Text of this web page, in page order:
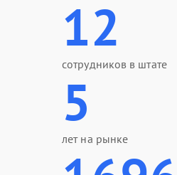
12
сотрудников в штате
5
лет на рынке